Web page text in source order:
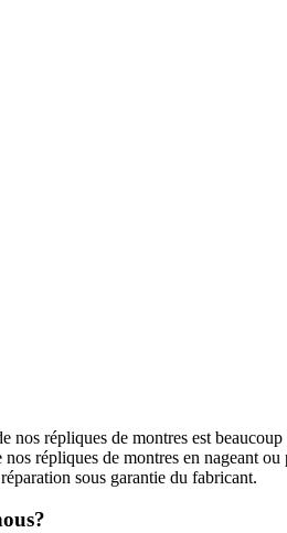
nos répliques de montres est
répliques de montres en nageant
sous garantie du fabricant.